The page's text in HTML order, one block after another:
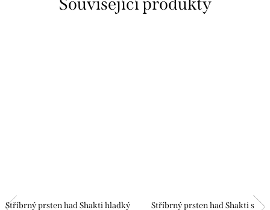
Stříbrný prsten had Shakti hladký Stříbrný prsten had Shakti s